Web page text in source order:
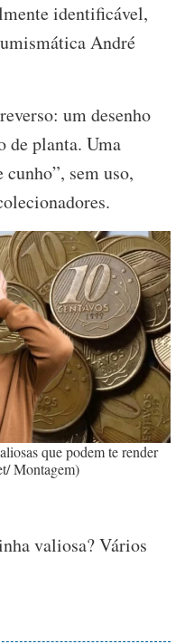
identificável,
André
um desenho
de planta. Uma
sem uso,
que podem te render
Montagem)
valiosa? Vários